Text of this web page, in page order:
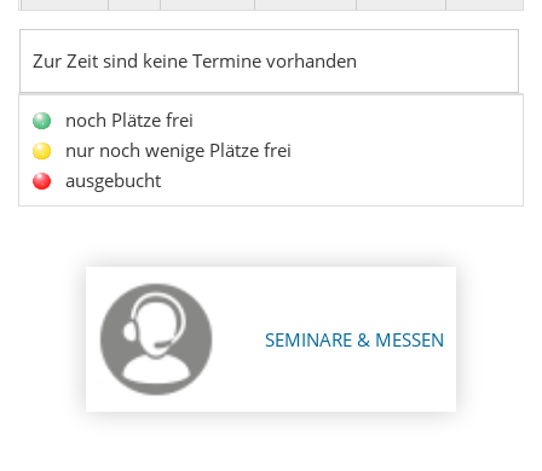
Zur Zeit sind keine Termine vorhanden
noch Plätze frei
nur noch wenige Plätze frei
ausgebucht
SEMINARE & MESSEN